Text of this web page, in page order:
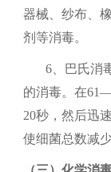
器械、纱布、
剂等消毒。
6、 巴氏消
的消毒。在
20秒，然后迅
使细菌总数减